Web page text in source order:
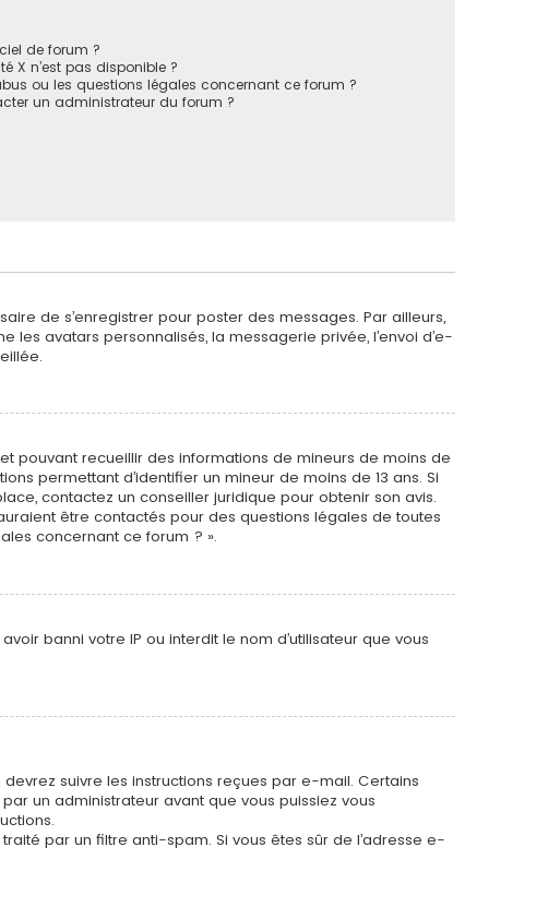
de forum ?
X n’est pas disponible ?
ou les questions légales concernant ce forum ?
un administrateur du forum ?
de s’enregistrer pour poster des messages. Par ailleurs,
avatars personnalisés, la messagerie privée, l’envoi d’e-
pouvant recueillir des informations de mineurs de moins de
permettant d’identifier un mineur de moins de 13 ans. Si
contactez un conseiller juridique pour obtenir son avis.
être contactés pour des questions légales de toutes
concernant ce forum ? ».
banni votre IP ou interdit le nom d’utilisateur que vous
suivre les instructions reçues par e-mail. Certains
un administrateur avant que vous puissiez vous
par un filtre anti-spam. Si vous êtes sûr de l’adresse e-